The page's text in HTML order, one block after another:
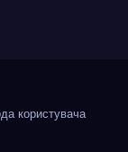
користувача